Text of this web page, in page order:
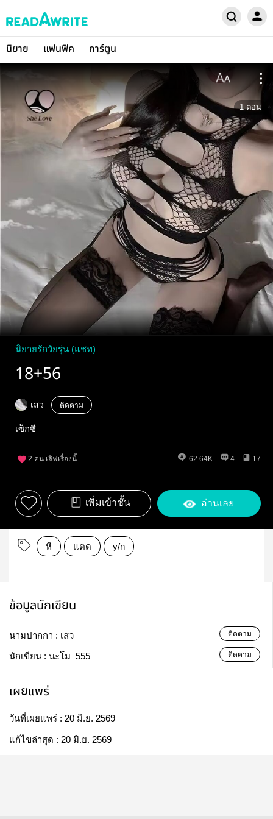
นิยาย แฟนฟิค การ์ตูน
1 ตอน
นิยายรักวัยรุ่น (แชท)
18+56
เสว ติดตาม
เซ็กซี่
2 คน เลิฟเรื่องนี้ 62.64K 4 17
เพิ่มเข้าชั้น อ่านเลย
หี แตด y/n
ข้อมูลนักเขียน
นามปากกา : เสว ติดตาม
นักเขียน : นะโม_555 ติดตาม
เผยแพร่
วันที่เผยแพร่ : 20 มิ.ย. 2569
แก้ไขล่าสุด : 20 มิ.ย. 2569